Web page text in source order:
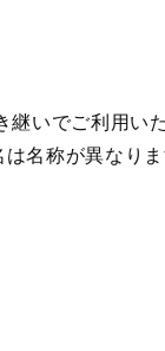
いでご利用い
名称が異なりま